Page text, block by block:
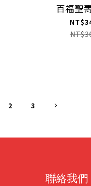
百福聖
2 3
聯絡我們